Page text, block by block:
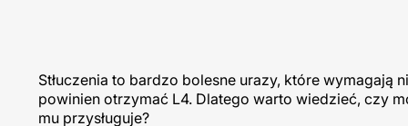
Stłuczenia to bardzo bolesne urazy, które wymagają
powinien otrzymać L4. Dlatego warto wiedzieć, czy
mu przysługuje?